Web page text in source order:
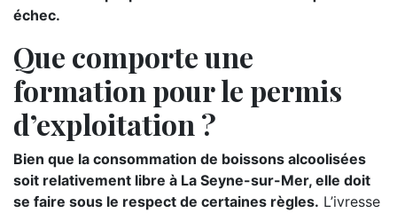
échec.
Que comporte une
formation pour le permis
d’exploitation ?
Bien que la consommation de boissons alcoolisées
soit relativement libre à La Seyne-sur-Mer, elle doit
se faire sous le respect de certaines règles. L’ivresse